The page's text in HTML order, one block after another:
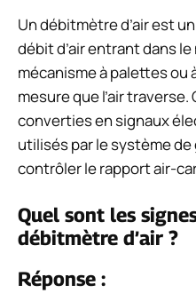
Un débitmètre d’air est
débit d’air entrant dans
mécanisme à palettes ou
mesure que l’air
converties en signaux
utilisés par le système
contrôler le rapport air-
Quel sont les
débitmètre d’air ?
Réponse :